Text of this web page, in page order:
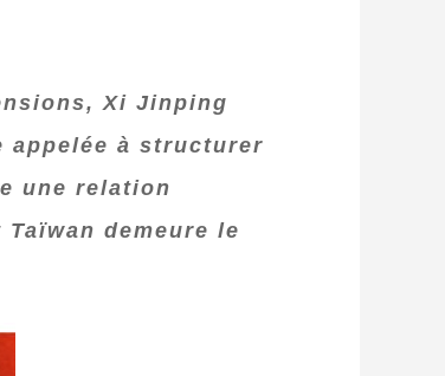
Xi Jinping
appelée à structurer
une relation
demeure le